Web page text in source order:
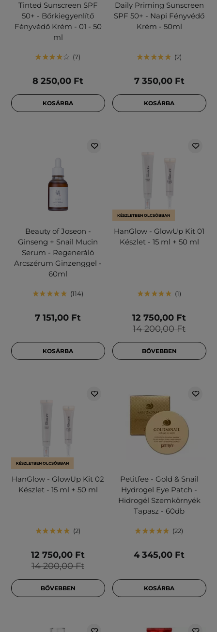
Tinted Sunscreen SPF
50+ - Bőrkiegyenlítő
Fényvédő Krém - 01 - 50
ml
7
8 250,00 Ft
KOSÁRBA
Daily Priming Sunscreen
SPF 50+ - Napi Fényvédő
Krém - 50ml
2
7 350,00 Ft
KOSÁRBA
Beauty of Joseon -
Ginseng + Snail Mucin
Serum - Regeneráló
Arcszérum Ginzenggel -
60ml
114
7 151,00 Ft
KOSÁRBA
KÉSZLETBEN OLCSÓBBAN
HanGlow - GlowUp Kit 01
Készlet - 15 ml + 50 ml
1
14 200,00 Ft
12 750,00 Ft
BŐVEBBEN
KÉSZLETBEN OLCSÓBBAN
HanGlow - GlowUp Kit 02
Készlet - 15 ml + 50 ml
2
14 200,00 Ft
12 750,00 Ft
BŐVEBBEN
Petitfee - Gold & Snail
Hydrogel Eye Patch -
Hidrogél Szemkörnyék
Tapasz - 60db
22
4 345,00 Ft
KOSÁRBA